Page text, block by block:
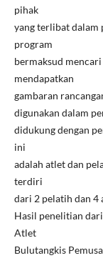
pihak
yang terlibat dalam
program
bermaksud
mendapatkan
gambaran
digunakan dalam
didukung dengan
ini
adalah atlet dan
terdiri
dari 2 pelatih dan
Hasil penelitian
Atlet
Bulutangkis